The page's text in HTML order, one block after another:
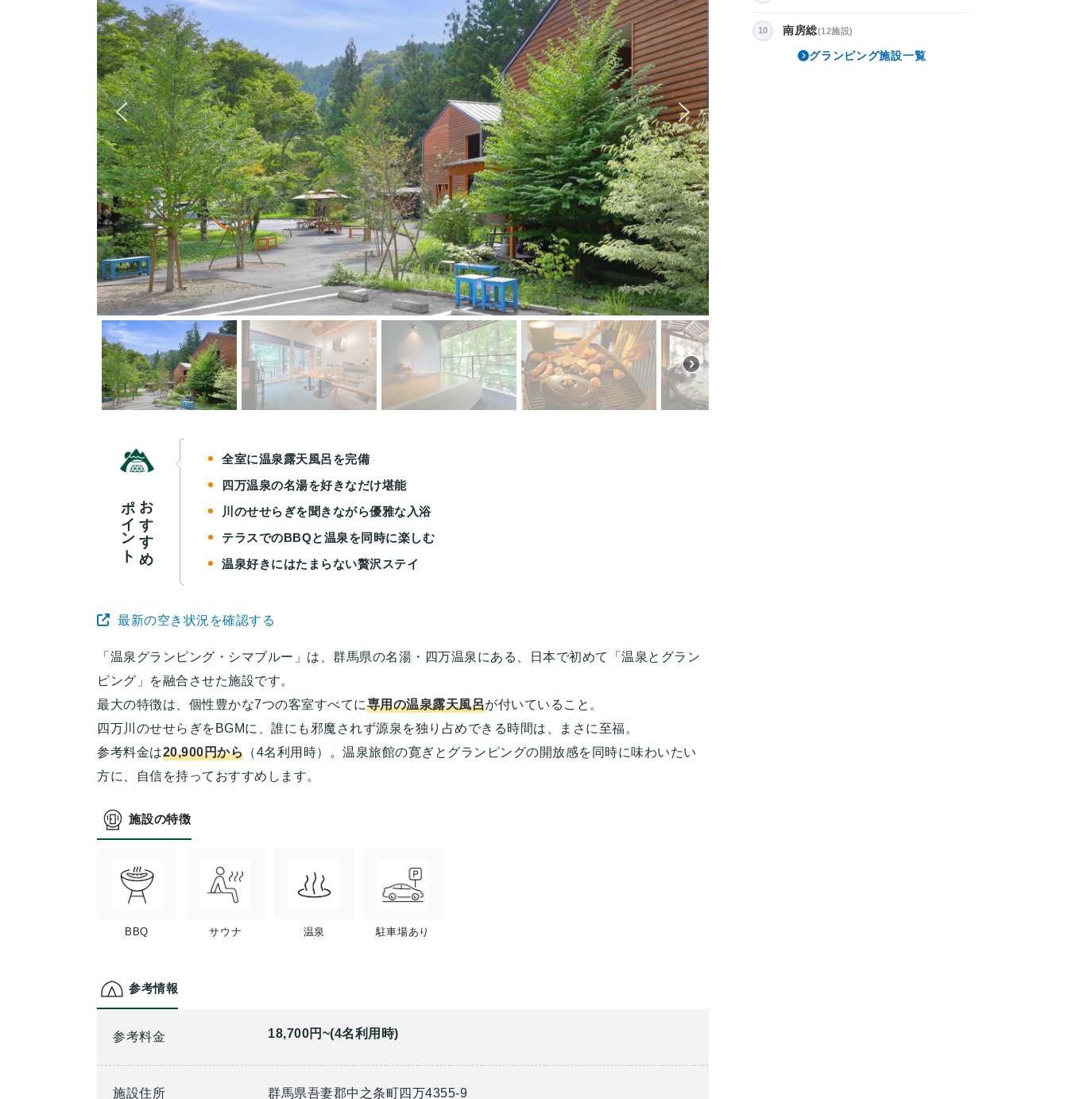
おすすめ
ポイント
全室に温泉露天風呂を完備
四万温泉の名湯を好きなだけ堪能
川のせせらぎを聞きながら優雅な入浴
テラスでのBBQと温泉を同時に楽しむ
温泉好きにはたまらない贅沢ステイ
最新の空き状況を確認する
「温泉グランピング・シマブルー」は、群馬県の名湯・四万温泉にある、日本で初めて「温泉とグラン
ピング」を融合させた施設です。
最大の特徴は、個性豊かな7つの客室すべてに専用の温泉露天風呂が付いていること。
四万川のせせらぎをBGMに、誰にも邪魔されず源泉を独り占めできる時間は、まさに至福。
参考料金は20,900円から （4名利用時）。温泉旅館の寛ぎとグランピングの開放感を同時に味わいたい
方に、自信を持っておすすめします。
施設の特徴
BBQ サウナ 温泉 駐車場あり
参考情報
参考料金 18,700円~(4名利用時)
施設住所 群馬県吾妻郡中之条町四万4355-9
10 南房総(12施設)
グランピング施設一覧